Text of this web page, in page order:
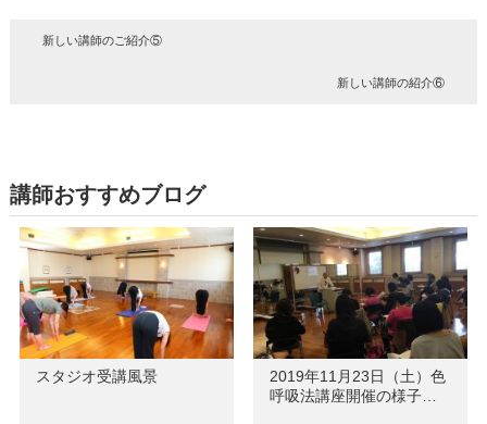
新しい講師のご紹介⑤
新しい講師の紹介⑥
講師おすすめブログ
スタジオ受講風景
2019年11月23日（土）色
呼吸法講座開催の様子…